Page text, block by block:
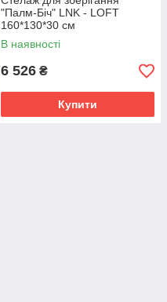
"Палм-Біч" LNK - LOFT
160*130*30 см
В наявності
6 526 ₴
Купити